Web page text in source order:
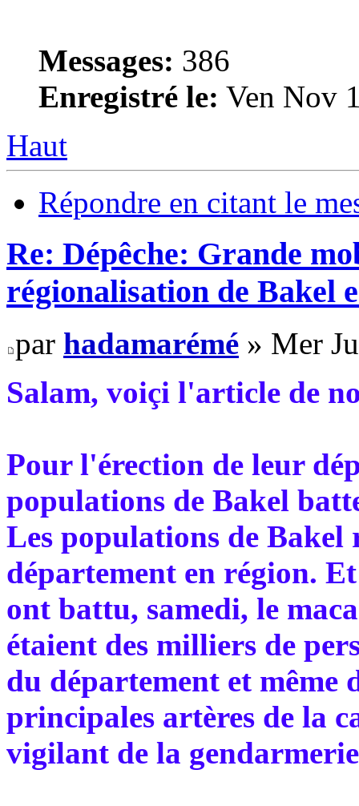
Messages: 386
Enregistré le: Ven Nov
Haut
Répondre en citant le
Re: Dépêche: Grande
régionalisation de Bakel
par hadamarémé » Mer
Salam, voiçi l'article de
Pour l'érection de leur
populations de Bakel
Les populations de Bakel
département en région.
ont battu, samedi, le
étaient des milliers de
du département et même
principales artères de la
vigilant de la